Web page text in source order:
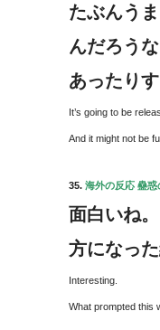
たぶんう
んだろう
あったり
It’s going to be
And it might not be
35. 海外の反応 蠱
面白いね
方になっ
Interesting.
What prompted this